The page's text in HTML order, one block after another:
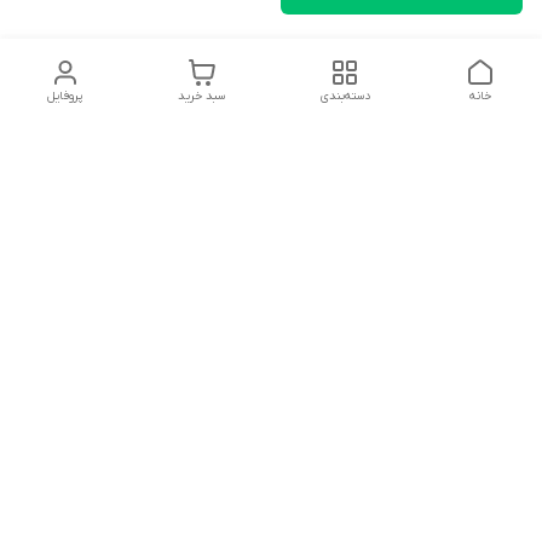
پروفایل سبد خرید دسته‌بندی خانه